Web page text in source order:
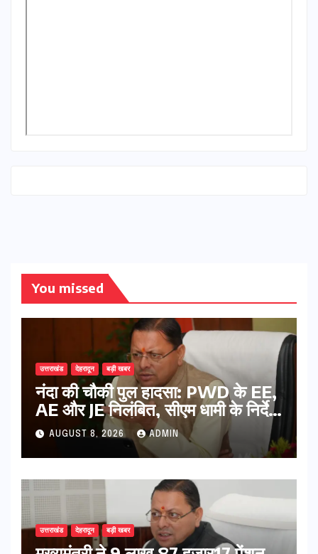
You missed
उत्तराखंड देहरादून बड़ी खबर
नंदा की चौकी पुल हादसा: PWD के EE,
AE और JE निलंबित, सीएम धामी के निर्देश
पर सख्त कार्रवाई
AUGUST 8, 2026 ADMIN
उत्तराखंड देहरादून बड़ी खबर